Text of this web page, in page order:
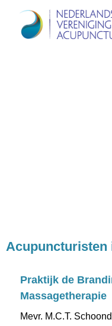
Acupuncturisten
Praktijk de
Massagetherapie
Mevr. M.C.T.